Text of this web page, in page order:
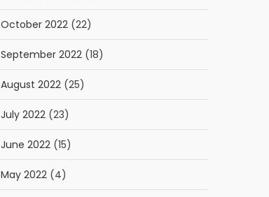
October 2022 (22)
September 2022 (18)
August 2022 (25)
July 2022 (23)
June 2022 (15)
May 2022 (4)